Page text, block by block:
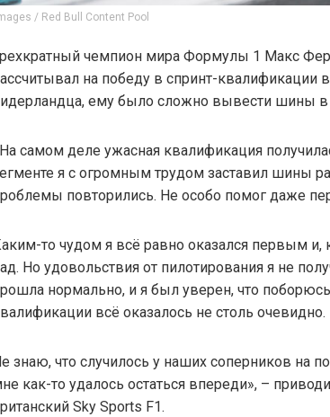
/ Red Bull Content Pool
чемпион мира Формулы 1 Макс
на победу в спринт-квалификации
ему было сложно вывести шины в
самом деле ужасная квалификация
я с огромным трудом заставил шины
повторились. Не особо помог даже
то чудом я всё равно оказался первым и,
Но удовольствия от пилотирования я не
нормально, и я был уверен, что
всё оказалось не столь очевидно.
знаю, что случилось у наших соперников на
как-то удалось остаться впереди», –
Sky Sports F1.